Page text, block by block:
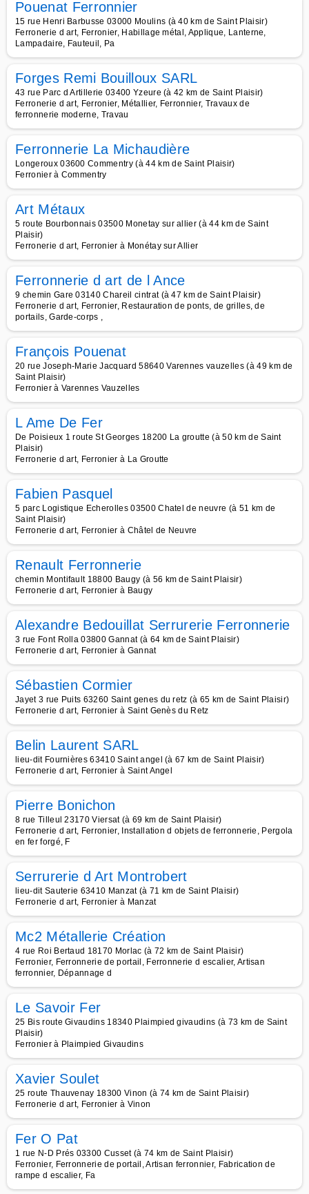
Pouenat Ferronnier
15 rue Henri Barbusse 03000 Moulins (à 40 km de Saint Plaisir)
Ferronerie d art, Ferronier, Habillage métal, Applique, Lanterne,
Lampadaire, Fauteuil, Pa
Forges Remi Bouilloux SARL
43 rue Parc d Artillerie 03400 Yzeure (à 42 km de Saint Plaisir)
Ferronerie d art, Ferronier, Métallier, Ferronnier, Travaux de
ferronnerie moderne, Travau
Ferronnerie La Michaudière
Longeroux 03600 Commentry (à 44 km de Saint Plaisir)
Ferronier à Commentry
Art Métaux
5 route Bourbonnais 03500 Monetay sur allier (à 44 km de Saint
Plaisir)
Ferronerie d art, Ferronier à Monétay sur Allier
Ferronnerie d art de l Ance
9 chemin Gare 03140 Chareil cintrat (à 47 km de Saint Plaisir)
Ferronerie d art, Ferronier, Restauration de ponts, de grilles, de
portails, Garde-corps ,
François Pouenat
20 rue Joseph-Marie Jacquard 58640 Varennes vauzelles (à 49 km de
Saint Plaisir)
Ferronier à Varennes Vauzelles
L Ame De Fer
De Poisieux 1 route St Georges 18200 La groutte (à 50 km de Saint
Plaisir)
Ferronerie d art, Ferronier à La Groutte
Fabien Pasquel
5 parc Logistique Echerolles 03500 Chatel de neuvre (à 51 km de
Saint Plaisir)
Ferronerie d art, Ferronier à Châtel de Neuvre
Renault Ferronnerie
chemin Montifault 18800 Baugy (à 56 km de Saint Plaisir)
Ferronerie d art, Ferronier à Baugy
Alexandre Bedouillat Serrurerie Ferronnerie
3 rue Font Rolla 03800 Gannat (à 64 km de Saint Plaisir)
Ferronerie d art, Ferronier à Gannat
Sébastien Cormier
Jayet 3 rue Puits 63260 Saint genes du retz (à 65 km de Saint Plaisir)
Ferronerie d art, Ferronier à Saint Genès du Retz
Belin Laurent SARL
lieu-dit Fournières 63410 Saint angel (à 67 km de Saint Plaisir)
Ferronerie d art, Ferronier à Saint Angel
Pierre Bonichon
8 rue Tilleul 23170 Viersat (à 69 km de Saint Plaisir)
Ferronerie d art, Ferronier, Installation d objets de ferronnerie, Pergola
en fer forgé, F
Serrurerie d Art Montrobert
lieu-dit Sauterie 63410 Manzat (à 71 km de Saint Plaisir)
Ferronerie d art, Ferronier à Manzat
Mc2 Métallerie Création
4 rue Roi Bertaud 18170 Morlac (à 72 km de Saint Plaisir)
Ferronier, Ferronnerie de portail, Ferronnerie d escalier, Artisan
ferronnier, Dépannage d
Le Savoir Fer
25 Bis route Givaudins 18340 Plaimpied givaudins (à 73 km de Saint
Plaisir)
Ferronier à Plaimpied Givaudins
Xavier Soulet
25 route Thauvenay 18300 Vinon (à 74 km de Saint Plaisir)
Ferronerie d art, Ferronier à Vinon
Fer O Pat
1 rue N-D Prés 03300 Cusset (à 74 km de Saint Plaisir)
Ferronier, Ferronnerie de portail, Artisan ferronnier, Fabrication de
rampe d escalier, Fa